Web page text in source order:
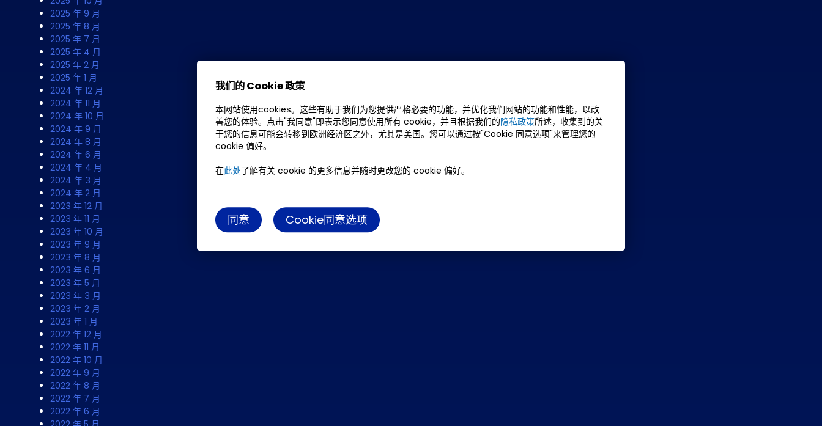
2025 年 9 月
2025 年 8 月
2025 年 7 月
2025 年 4 月
2025 年 2 月
2025 年 1 月
2024 年 12 月
2024 年 11 月
2024 年 10 月
2024 年 9 月
2024 年 8 月
2024 年 6 月
2024 年 4 月
2024 年 3 月
2024 年 2 月
2023 年 12 月
2023 年 11 月
2023 年 10 月
2023 年 9 月
2023 年 8 月
2023 年 6 月
2023 年 5 月
2023 年 3 月
2023 年 2 月
2023 年 1 月
2022 年 12 月
2022 年 11 月
2022 年 10 月
2022 年 9 月
2022 年 8 月
2022 年 7 月
2022 年 6 月
我们的 Cookie 政策
本网站使用cookies。这些有助于我们为您提供严格必要的功能，并优化我们网站的功能和性能，以改
善您的体验。点击"我同意"即表示您同意使用所有 cookie，并且根据我们的隐私政策所述，收集到的关
于您的信息可能会转移到欧洲经济区之外，尤其是美国。您可以通过按"Cookie 同意选项"来管理您的
cookie 偏好。
在此处了解有关 cookie 的更多信息并随时更改您的 cookie 偏好。
同意 Cookie同意选项